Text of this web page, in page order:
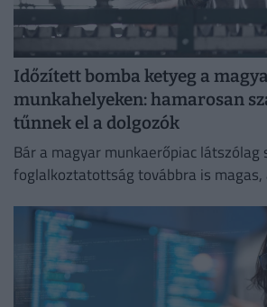
Időzített bomba ketyeg a
munkahelyeken: hamarosan
tűnnek el a dolgozók
Bár a magyar munkaerőpiac látszólag
foglalkoztatottság továbbra is magas,